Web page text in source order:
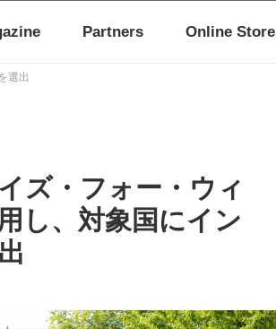
Partners Online Store
選出
ズ・フォー・ウィ
し、対象国にイン